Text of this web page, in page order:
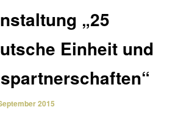
„25
Einheit und
2015